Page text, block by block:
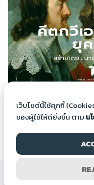
คีตกวีเอกของโลก : ยุ
18 ม.ค. 2566
1
©2000-
เว็บไซต์นี้ใช้คุกกี้
ของผู้ใช้ให้ดียิ่งขึ้น ตาม น